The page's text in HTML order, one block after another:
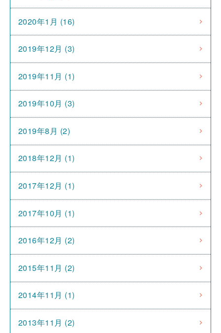
2020年1月 (16)
2019年12月 (3)
2019年11月 (1)
2019年10月 (3)
2019年8月 (2)
2018年12月 (1)
2017年12月 (1)
2017年10月 (1)
2016年12月 (2)
2015年11月 (2)
2014年11月 (1)
2013年11月 (2)